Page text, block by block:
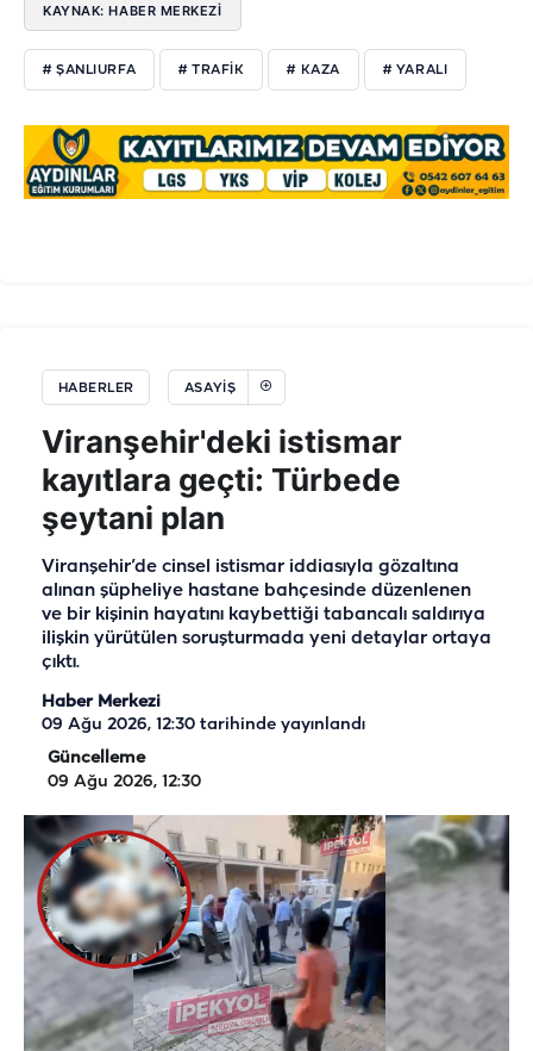
KAYNAK: HABER MERKEZİ
# ŞANLIURFA # TRAFİK # KAZA # YARALI
HABERLER ASAYIŞ
Viranşehir'deki istismar
kayıtlara geçti: Türbede
şeytani plan
Viranşehir’de cinsel istismar iddiasıyla gözaltına
alınan şüpheliye hastane bahçesinde düzenlenen
ve bir kişinin hayatını kaybettiği tabancalı saldırıya
ilişkin yürütülen soruşturmada yeni detaylar ortaya
çıktı.
Haber Merkezi
09 Ağu 2026, 12:30 tarihinde yayınlandı
Güncelleme
09 Ağu 2026, 12:30